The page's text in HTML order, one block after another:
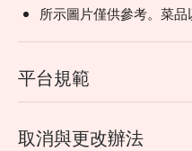
所示圖片僅供參考。菜品
平台規範
取消與更改辦法